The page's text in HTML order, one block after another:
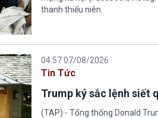
thanh thiếu niên.
04:57 07/08/2026
Tin Tức
Trump ký sắc lệnh siết
(TAP) - Tổng thống Donald